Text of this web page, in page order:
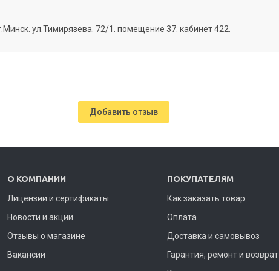
ул.Тимирязева. 72/1. помещение 37. кабинет 422.
Добавить отзыв
О КОМПАНИИ
Лицензии и сертификаты
Новости и акции
Отзывы о магазине
Вакансии
ПОКУПАТЕЛЯМ
Как заказать товар
Оплата
Доставка и самовывоз
Гарантия, ремонт и возврат